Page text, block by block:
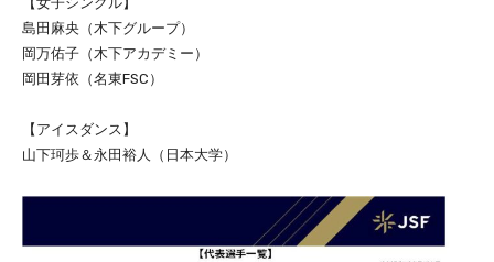
島田麻央（木下グループ）
岡万佑子（木下アカデミー）
岡田芽依（名東FSC）
【アイスダンス】
山下珂歩＆永田裕人（日本大学）